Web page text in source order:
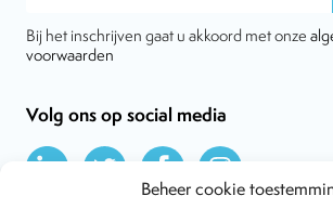
Beheer cookie
Bij het inschrijven gaat u akkoord met onze
voorwaarden
Volg ons op social media